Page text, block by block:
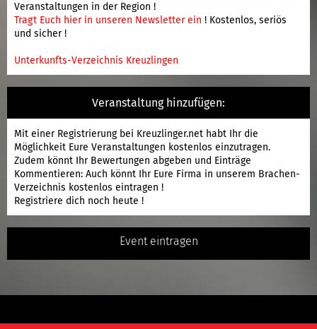
Veranstaltungen in der Region !
Tragt Euch hier in unseren Newsletter ein ! Kostenlos, seriös
und sicher !
Unterkunfts-Verzeichnis Kreuzlingen
Veranstaltung hinzufügen:
Mit einer Registrierungbei Kreuzlinger.net habt Ihr die
Möglichkeit Eure Veranstaltungen kostenlos einzutragen.
Zudem könnt Ihr Bewertungen abgeben und Einträge
Kommentieren: Auch könnt Ihr Eure Firma in unserem Brachen-
Verzeichnis kostenlos eintragen !
Registriere dich noch heute !
Event eintragen